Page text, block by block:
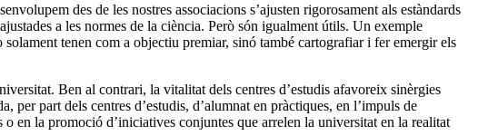
des de les nostres associacions s’ajusten rigorosament als estàndards
a les normes de la ciència. Però són igualment útils. Un exemple
tenen com a objectiu premiar, sinó també cartografiar i fer emergir els
Ben al contrari, la vitalitat dels centres d’estudis afavoreix sinèrgies
part dels centres d’estudis, d’alumnat en pràctiques, en l’impuls de
en la promoció d’iniciatives conjuntes que arrelen la universitat en la realitat